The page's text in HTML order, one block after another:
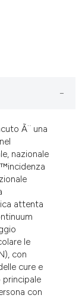
Ã¨ una
nazionale
attenta
le
con
cure e
con